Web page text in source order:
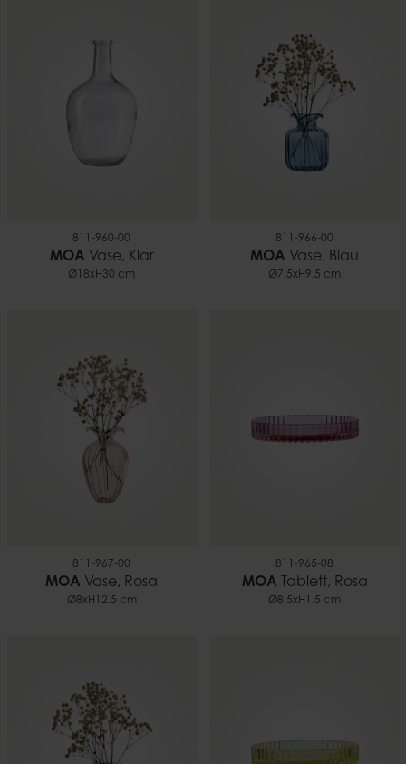
811-960-00
MOA Vase, Klar
Ø18xH30 cm
811-966-00
MOA Vase, Blau
Ø7.5xH9.5 cm
811-967-00
MOA Vase, Rosa
Ø8xH12.5 cm
811-965-08
MOA Tablett, Rosa
Ø8,5xH1.5 cm